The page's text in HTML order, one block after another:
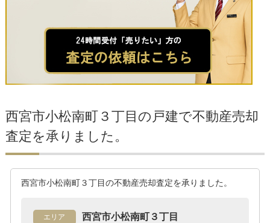
西宮市小松南町３丁目の戸建で不動産売却
査定を承りました。
西宮市小松南町３丁目の不動産売却査定を承りました。
エリア 西宮市小松南町３丁目